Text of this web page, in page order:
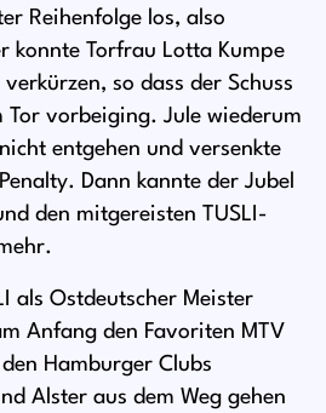
Reihenfolge los, also
konnte Torfrau Lotta Kumpe
so dass der Schuss
Tor vorbeiging. Jule wiederum
entgehen und versenkte
Dann kannte der Jubel
den mitgereisten TUSLI-
als Ostdeutscher Meister
Anfang den Favoriten MTV
Hamburger Clubs
Alster aus dem Weg gehen